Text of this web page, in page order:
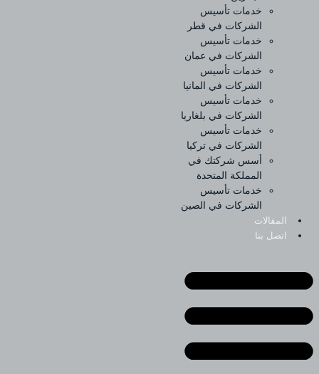
خدمات تأسيس
الشركات في قطر
خدمات تأسيس
الشركات في عمان
خدمات تأسيس
الشركات في المانيا
خدمات تأسيس
الشركات في بلغاريا
خدمات تأسيس
الشركات في تركيا
أسس شركتك في
المملكة المتحدة
خدمات تأسيس
الشركات في الصين
المقالات
اتصل بنا